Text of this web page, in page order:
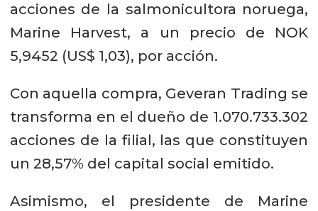
acciones de la salmonicultora noruega,
Marine Harvest, a un precio de NOK
5,9452 (US$ 1,03), por acción.
Con aquella compra, Geveran Trading se
transforma en el dueño de 1.070.733.302
acciones de la filial, las que constituyen
un 28,57% del capital social emitido.
Asimismo, el presidente de Marine